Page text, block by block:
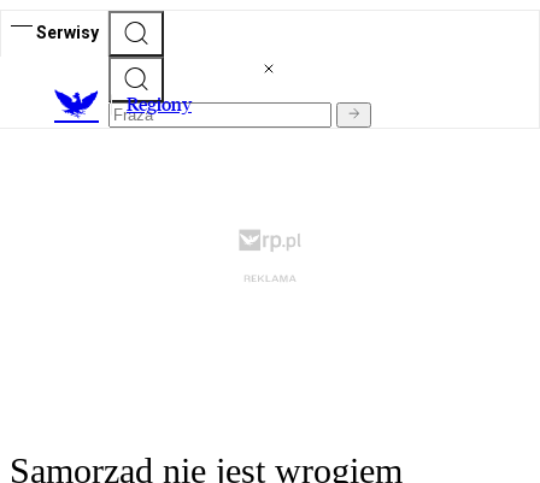
Serwisy
Regiony
Samorząd nie jest wrogiem